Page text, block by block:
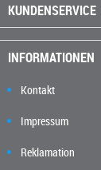
KUNDENSERVICE
INFORMATIONEN
Kontakt
Impressum
Reklamation